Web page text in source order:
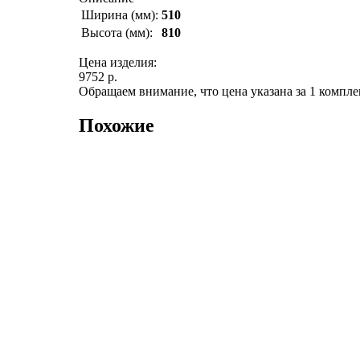
Ширина (мм): 510
Высота (мм):
810
Цена изделия:
9752 р.
Обращаем внимание, что цена указана за 1
Похожие